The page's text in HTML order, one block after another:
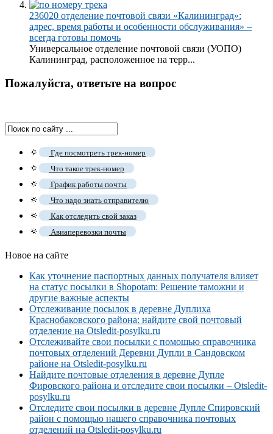
236020 отделение почтовой связи «Калининград»:
адрес, время работы и особенности обслуживания» –
всегда готовы помочь
Универсальное отделение почтовой связи (УОПО)
Калининград, расположенное на терр...
Пожалуйста, ответьте на вопрос
🔅 Где посмотреть трек-номер
🔅 Что такое трек-номер
🔅 График работы почты
🔅 Что надо знать отправителю
🔅 Как отследить свой заказ
🔅 Авиаперевозки почты
Новое на сайте
Как уточнение паспортных данных получателя влияет
на статус посылки в Shopotam: Решение таможни и
другие важные аспекты
Отслеживание посылок в деревне Дуплиха
Краснобаковского района: найдите свой почтовый
отделение на Otsledit-posylku.ru
Отслеживайте свои посылки с помощью справочника
почтовых отделений Деревни Дупли в Сандовском
районе на Otsledit-posylku.ru
Найдите почтовые отделения в деревне Дупле
Фировского района и отследите свои посылки – Otsledit-
posylku.ru
Отследите свои посылки в деревне Дупле Спировский
район с помощью нашего справочника почтовых
отделений на Otsledit-posylku.ru